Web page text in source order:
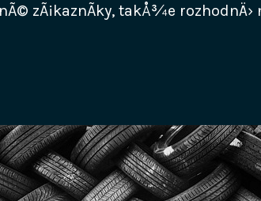
zÃ¡kaznÃ­ky, takÅ¾e rozhodnÄ›